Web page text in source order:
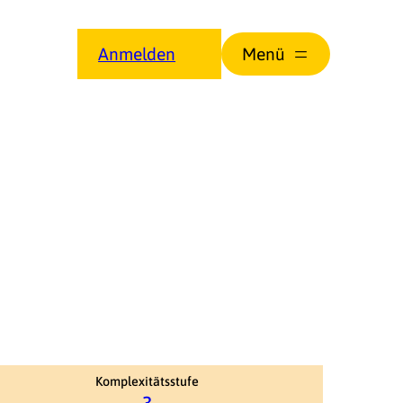
Anmelden
Komplexitätsstufe